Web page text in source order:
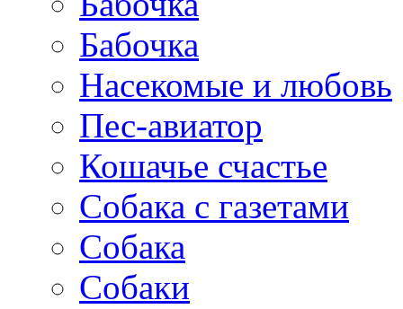
Бабочка
Насекомые и любовь
Пес-авиатор
Кошачье счастье
Собака с газетами
Собака
Собаки